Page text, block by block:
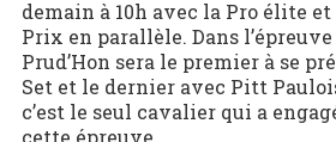
demain à 10h avec la Pro élite
Prix en parallèle. Dans
Prud’Hon sera le premier à se
Set et le dernier avec Pitt
c’est le seul cavalier qui a
cette épreuve.